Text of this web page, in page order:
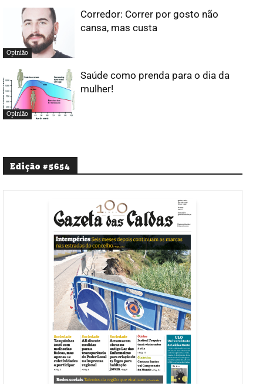
Opinião
Corredor: Correr por gosto não
cansa, mas custa
Opinião
Saúde como prenda para o dia da
mulher!
Edição #5654